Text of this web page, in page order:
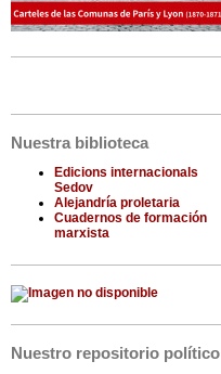
Nuestra biblioteca
Edicions internacionals
Sedov
Alejandría proletaria
Cuadernos de formación
marxista
Nuestro repositorio político